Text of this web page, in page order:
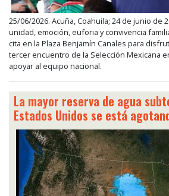
25/06/2026. Acuña, Coahuila; 24 de junio de
unidad, emoción, euforia y convivencia
cita en la Plaza Benjamín Canales para
tercer encuentro de la Selección Mexicana
apoyar al equipo nacional.
La mayor reserva de agua
Estados Unidos se está